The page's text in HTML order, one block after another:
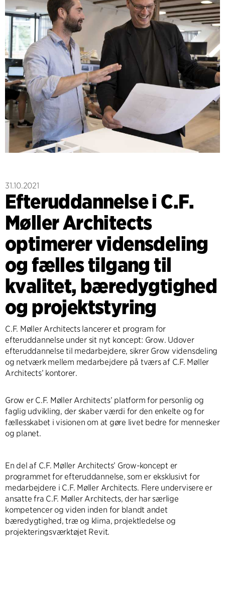
31.10.2021
Efteruddannelse i C.F.
Møller Architects
optimerer vidensdeling
og fælles tilgang til
kvalitet, bæredygtighed
og projektstyring
C.F. Møller Architects lancerer et program for
efteruddannelse under sit nyt koncept: Grow. Udover
efteruddannelse til medarbejdere, sikrer Grow vidensdeling
og netværk mellem medarbejdere på tværs af C.F. Møller
Architects’ kontorer.
Grow er C.F. Møller Architects’ platform for personlig og
faglig udvikling, der skaber værdi for den enkelte og for
fællesskabet i visionen om at gøre livet bedre for mennesker
og planet.
En del af C.F. Møller Architects’ Grow-koncept er
programmet for efteruddannelse, som er eksklusivt for
medarbejdere i C.F. Møller Architects. Flere undervisere er
ansatte fra C.F. Møller Architects, der har særlige
kompetencer og viden inden for blandt andet
bæredygtighed, træ og klima, projektledelse og
projekteringsværktøjet Revit.